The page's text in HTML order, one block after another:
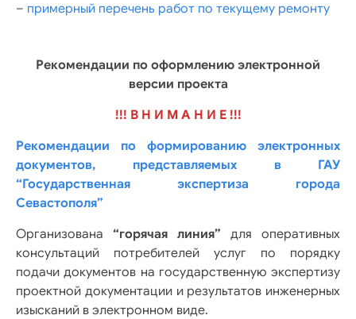
– примерный перечень работ по текущему ремонту
Рекомендации по оформлению электронной
версии проекта
!!! В Н И М А Н И Е !!!
Рекомендации по формированию электронных
документов, представляемых в ГАУ
“Государственная экспертиза города
Севастополя”
Организована “горячая линия” для оперативных
консультаций потребителей услуг по порядку
подачи документов на государственную экспертизу
проектной документации и результатов инженерных
изысканий в электронном виде.